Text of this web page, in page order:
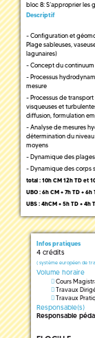
bloc 8: S’approprier les
Descriptif
- Configuration et
Plage sableuses,
lagunaires)
- Concept du
- Processus
mesure
- Processus de
visqueuses et
diffusion, formulation
- Analyse de mesures
détermination du
moyens
- Dynamique des
- Dynamique des corps
total : 10h CM 12h TD et
UBO : 6h CM + 7h TD + 6h
UBS : 4hCM + 5h TD + 4h
Infos pratiques
4 crédits
( système européen de
Volume horaire
Cours
Travaux
Travaux
Responsable(s)
Responsable